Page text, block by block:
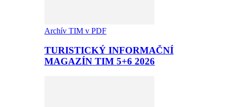
Archív TIM v PDF
TURISTICKÝ INFORMAČNÍ
MAGAZÍN TIM 5+6 2026